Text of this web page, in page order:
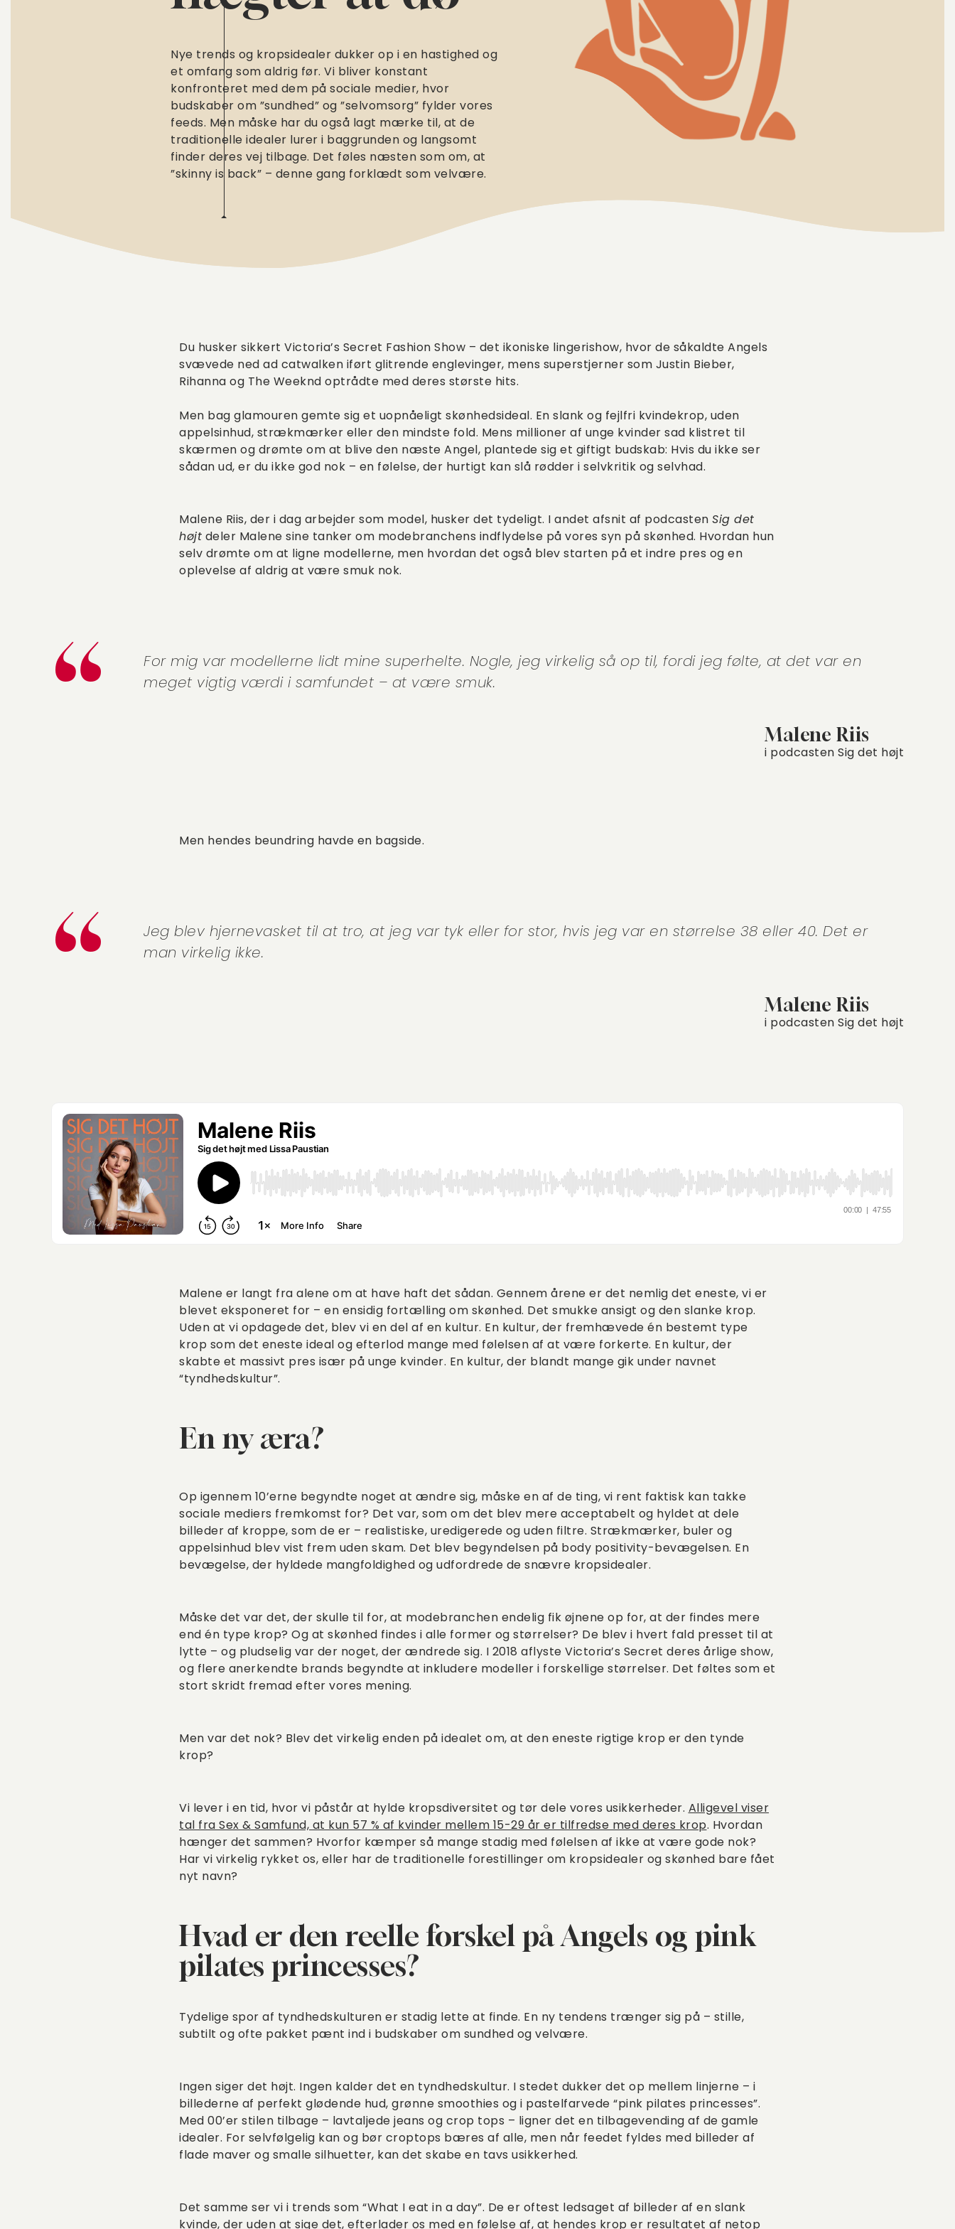
Nye trends og kropsidealer dukker op i en hastighed og
et omfang som aldrig før. Vi bliver konstant
konfronteret med dem på sociale medier, hvor
budskaber om ”sundhed” og ”selvomsorg” fylder vores
feeds. Men måske har du også lagt mærke til, at de
traditionelle idealer lurer i baggrunden og langsomt
finder deres vej tilbage. Det føles næsten som om, at
”skinny is back” – denne gang forklædt som velvære.
Du husker sikkert Victoria’s Secret Fashion Show – det ikoniske lingerishow, hvor de såkaldte Angels
svævede ned ad catwalken iført glitrende englevinger, mens superstjerner som Justin Bieber,
Rihanna og The Weeknd optrådte med deres største hits.
Men bag glamouren gemte sig et uopnåeligt skønhedsideal. En slank og fejlfri kvindekrop, uden
appelsinhud, strækmærker eller den mindste fold. Mens millioner af unge kvinder sad klistret til
skærmen og drømte om at blive den næste Angel, plantede sig et giftigt budskab: Hvis du ikke ser
sådan ud, er du ikke god nok – en følelse, der hurtigt kan slå rødder i selvkritik og selvhad.
Malene Riis, der i dag arbejder som model, husker det tydeligt. I andet afsnit af podcasten Sig det
højt deler Malene sine tanker om modebranchens indflydelse på vores syn på skønhed. Hvordan hun
selv drømte om at ligne modellerne, men hvordan det også blev starten på et indre pres og en
oplevelse af aldrig at være smuk nok.
For mig var modellerne lidt mine superhelte. Nogle, jeg virkelig så op til, fordi jeg følte, at det var en
meget vigtig værdi i samfundet – at være smuk.
Malene Riis
i podcasten Sig det højt
Men hendes beundring havde en bagside.
Jeg blev hjernevasket til at tro, at jeg var tyk eller for stor, hvis jeg var en størrelse 38 eller 40. Det er
man virkelig ikke.
Malene Riis
i podcasten Sig det højt
Malene er langt fra alene om at have haft det sådan. Gennem årene er det nemlig det eneste, vi er
blevet eksponeret for – en ensidig fortælling om skønhed. Det smukke ansigt og den slanke krop.
Uden at vi opdagede det, blev vi en del af en kultur. En kultur, der fremhævede én bestemt type
krop som det eneste ideal og efterlod mange med følelsen af at være forkerte. En kultur, der
skabte et massivt pres især på unge kvinder. En kultur, der blandt mange gik under navnet
“tyndhedskultur”.
En ny æra?
Op igennem 10’erne begyndte noget at ændre sig, måske en af de ting, vi rent faktisk kan takke
sociale mediers fremkomst for? Det var, som om det blev mere acceptabelt og hyldet at dele
billeder af kroppe, som de er – realistiske, uredigerede og uden filtre. Strækmærker, buler og
appelsinhud blev vist frem uden skam. Det blev begyndelsen på body positivity-bevægelsen. En
bevægelse, der hyldede mangfoldighed og udfordrede de snævre kropsidealer.
Måske det var det, der skulle til for, at modebranchen endelig fik øjnene op for, at der findes mere
end én type krop? Og at skønhed findes i alle former og størrelser? De blev i hvert fald presset til at
lytte – og pludselig var der noget, der ændrede sig. I 2018 aflyste Victoria’s Secret deres årlige show,
og flere anerkendte brands begyndte at inkludere modeller i forskellige størrelser. Det føltes som et
stort skridt fremad efter vores mening.
Men var det nok? Blev det virkelig enden på idealet om, at den eneste rigtige krop er den tynde
krop?
Vi lever i en tid, hvor vi påstår at hylde kropsdiversitet og tør dele vores usikkerheder. Alligevel viser
tal fra Sex & Samfund, at kun 57 % af kvinder mellem 15-29 år er tilfredse med deres krop. Hvordan
hænger det sammen? Hvorfor kæmper så mange stadig med følelsen af ikke at være gode nok?
Har vi virkelig rykket os, eller har de traditionelle forestillinger om kropsidealer og skønhed bare fået
nyt navn?
Hvad er den reelle forskel på Angels og pink
pilates princesses?
Tydelige spor af tyndhedskulturen er stadig lette at finde. En ny tendens trænger sig på – stille,
subtilt og ofte pakket pænt ind i budskaber om sundhed og velvære.
Ingen siger det højt. Ingen kalder det en tyndhedskultur. I stedet dukker det op mellem linjerne – i
billederne af perfekt glødende hud, grønne smoothies og i pastelfarvede “pink pilates princesses”.
Med 00’er stilen tilbage – lavtaljede jeans og crop tops – ligner det en tilbagevending af de gamle
idealer. For selvfølgelig kan og bør croptops bæres af alle, men når feedet fyldes med billeder af
flade maver og smalle silhuetter, kan det skabe en tavs usikkerhed.
Det samme ser vi i trends som “What I eat in a day”. De er oftest ledsaget af billeder af en slank
kvinde, der uden at sige det, efterlader os med en følelse af, at hendes krop er resultatet af netop